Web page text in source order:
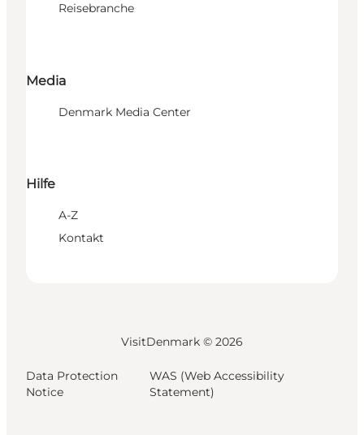
Reisebranche
Media
Denmark Media Center
Hilfe
A-Z
Kontakt
VisitDenmark © 2026
Data Protection
Notice
WAS (Web Accessibility
Statement)